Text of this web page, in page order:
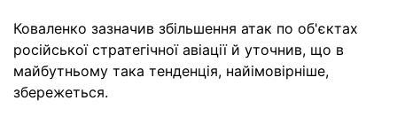
Коваленко зазначив збільшення атак по об'єктах
російської стратегічної авіації й уточнив, що в
майбутньому така тенденція, найімовірніше,
збережеться.